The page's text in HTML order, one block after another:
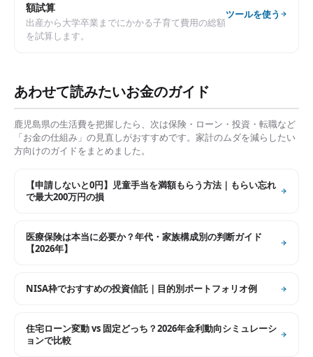
額試算
出産から大学卒業までにかかる子育て費用の総額
を試算します。
ツールを使う
あわせて読みたいお金のガイド
鹿児島県の生活費を把握したら、次は保険・ローン・投資・転職など
「お金の仕組み」の見直しがおすすめです。家計のムダを減らしたい
方向けのガイドをまとめました。
【申請しないと0円】児童手当を満額もらう方法｜もらい忘れ
で最大200万円の損
医療保険は本当に必要か？年代・家族構成別の判断ガイド
【2026年】
NISA枠でおすすめの投資信託｜目的別ポートフォリオ例
住宅ローン変動 vs 固定どっち？2026年金利動向シミュレーシ
ョンで比較